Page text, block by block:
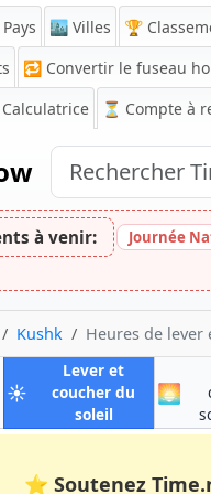
🏙️ Villes 🏆
🔁 Convertir le fuseau
⏳ Compte à
à venir: Journée
Kushk Heures de
☀️
Lever et
coucher du
soleilà Kushk
🌅
⭐ Soutenez